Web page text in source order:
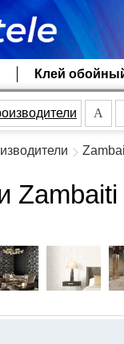
Клей
A
Zambaiti